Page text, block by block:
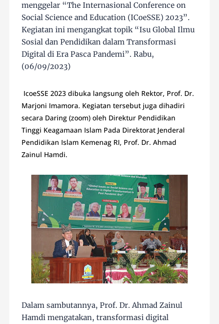
menggelar “The Internasional Conference on
Social Science and Education (ICoeSSE) 2023”.
Kegiatan ini mengangkat topik “Isu Global Ilmu
Sosial dan Pendidikan dalam Transformasi
Digital di Era Pasca Pandemi”. Rabu,
(06/09/2023)
IcoeSSE 2023 dibuka langsung oleh Rektor, Prof. Dr.
Marjoni Imamora. Kegiatan tersebut juga dihadiri
secara Daring (zoom) oleh Direktur Pendidikan
Tinggi Keagamaan Islam Pada Direktorat Jenderal
Pendidikan Islam Kemenag RI, Prof. Dr. Ahmad
Zainul Hamdi.
Dalam sambutannya, Prof. Dr. Ahmad Zainul
Hamdi mengatakan, transformasi digital